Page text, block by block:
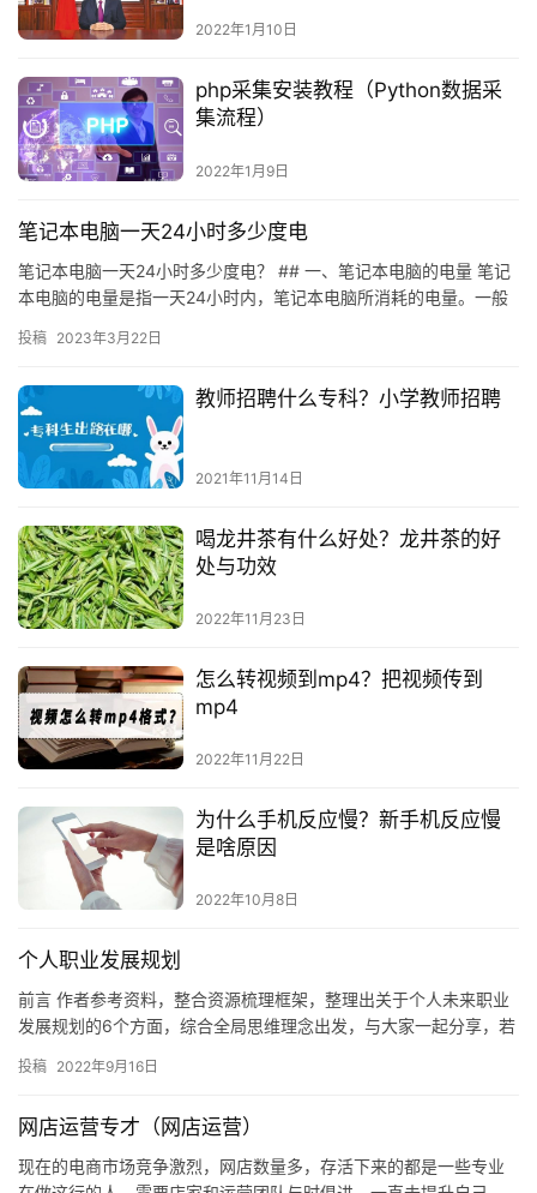
2022年1月10日
php采集安装教程（Python数据采
集流程）
2022年1月9日
笔记本电脑一天24小时多少度电
笔记本电脑一天24小时多少度电？ ## 一、笔记本电脑的电量 笔记
本电脑的电量是指一天24小时内，笔记本电脑所消耗的电量。一般
投稿 2023年3月22日
教师招聘什么专科？小学教师招聘
2021年11月14日
喝龙井茶有什么好处？龙井茶的好
处与功效
2022年11月23日
怎么转视频到mp4？把视频传到
mp4
2022年11月22日
为什么手机反应慢？新手机反应慢
是啥原因
2022年10月8日
个人职业发展规划
前言‬ 作者‬参考‬资料‬，整合‬资源‬梳理‬框架，‬整理出‬关于‬个人未来职业
发展规划的‬6个‬方面‬，综合‬全局‬思维‬理念‬出发‬，与‬大家‬一起‬分享‬，若
投稿 2022年9月16日
网店运营专才（网店运营）
现在的电商市场竞争激烈，网店数量多，存活下来的都是一些专业